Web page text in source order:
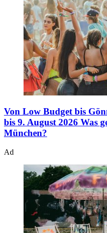
Von Low Budget bis
bis 9. August 2026 Was
München?
Ad